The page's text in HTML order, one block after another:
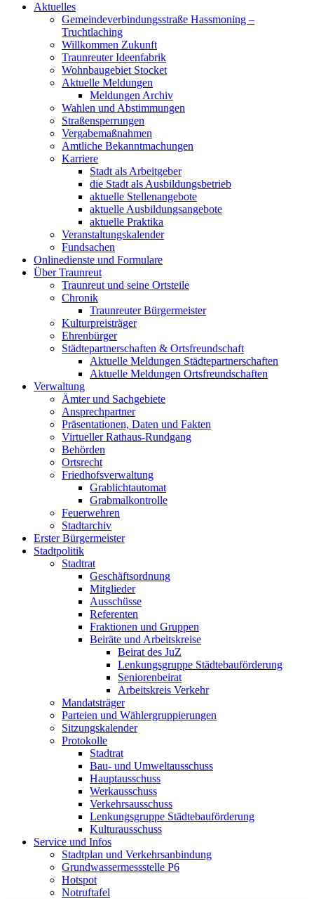
Aktuelles
Gemeindeverbindungsstraße Hassmoning –
Truchtlaching
Willkommen Zukunft
Traunreuter Ideenfabrik
Wohnbaugebiet Stocket
Aktuelle Meldungen
Meldungen Archiv
Wahlen und Abstimmungen
Straßensperrungen
Vergabemaßnahmen
Amtliche Bekanntmachungen
Karriere
Stadt als Arbeitgeber
die Stadt als Ausbildungsbetrieb
aktuelle Stellenangebote
aktuelle Ausbildungsangebote
aktuelle Praktika
Veranstaltungskalender
Fundsachen
Onlinedienste und Formulare
Über Traunreut
Traunreut und seine Ortsteile
Chronik
Traunreuter Bürgermeister
Kulturpreisträger
Ehrenbürger
Städtepartnerschaften & Ortsfreundschaft
Aktuelle Meldungen Städtepartnerschaften
Aktuelle Meldungen Ortsfreundschaften
Verwaltung
Ämter und Sachgebiete
Ansprechpartner
Präsentationen, Daten und Fakten
Virtueller Rathaus-Rundgang
Behörden
Ortsrecht
Friedhofsverwaltung
Grablichtautomat
Grabmalkontrolle
Feuerwehren
Stadtarchiv
Erster Bürgermeister
Stadtpolitik
Stadtrat
Geschäftsordnung
Mitglieder
Ausschüsse
Referenten
Fraktionen und Gruppen
Beiräte und Arbeitskreise
Beirat des JuZ
Lenkungsgruppe Städtebauförderung
Seniorenbeirat
Arbeitskreis Verkehr
Mandatsträger
Parteien und Wählergruppierungen
Sitzungskalender
Protokolle
Stadtrat
Bau- und Umweltausschuss
Hauptausschuss
Werkausschuss
Verkehrsausschuss
Lenkungsgruppe Städtebauförderung
Kulturausschuss
Service und Infos
Stadtplan und Verkehrsanbindung
Grundwassermessstelle P6
Hotspot
Notruftafel